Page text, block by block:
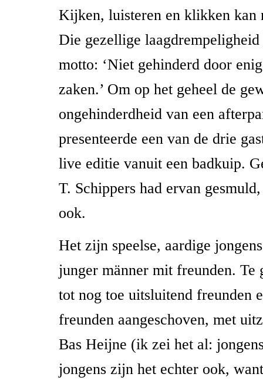
Kijken, luisteren en klikken kan
Die gezellige
motto: ‘Niet gehinderd door
zaken.’ Om op het geheel de
ongehinderdheid van een
presenteerde een van de drie
live editie vanuit een badkuip.
T. Schippers had ervan
ook.
Het zijn speelse, aardige
junger männer mit freunden. Te
tot nog toe uitsluitend freunden
freunden aangeschoven, met
Bas Heijne (ik zei het al:
jongens zijn het echter ook,